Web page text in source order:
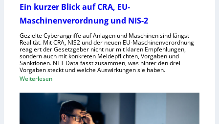
h
e
n
l
c
h
a
f
t
f
Ein kurzer Blick auf CRA, EU-
Maschinenverordnung und NIS-2
Gezielte Cyberangriffe auf Anlagen und Maschinen sind längst
Realität. Mit CRA, NIS2 und der neuen EU-Maschinenverordnung
reagiert der Gesetzgeber nicht nur mit klaren Empfehlungen,
sondern auch mit konkreten Meldepflichten, Vorgaben und
Sanktionen. NTT Data fasst zusammen, was hinter den drei
Vorgaben steckt und welche Auswirkungen sie haben.
Weiterlesen: